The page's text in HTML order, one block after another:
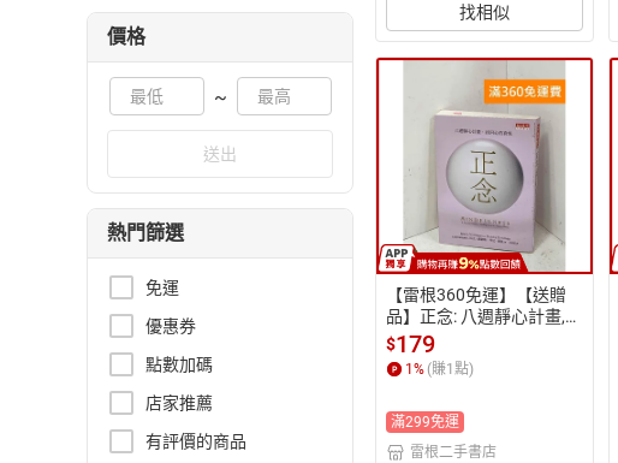
價格
~
送出
熱門篩選
免運
優惠券
點數加碼
店家推薦
有評價的商品
找相似
【雷根360免運】【送贈
品】正念: 八週靜心計畫,找
回心的喜悅 #七成新【P-Q
2432】
$179
1 % (賺1 點)
滿299免運
雷根二手書店